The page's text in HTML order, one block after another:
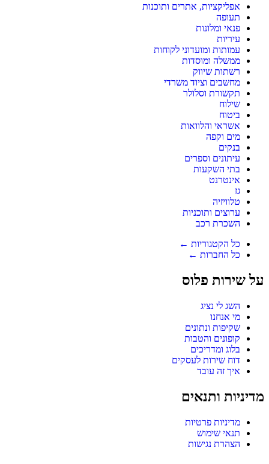
אפליקציות, אתרים ותוכנות
תעופה
פנאי ומלונות
עיריות
עמותות ומועדוני לקוחות
ממשלה ומוסדות
רשתות שיווק
מחשבים וציוד משרדי
תקשורת וסלולר
שילוח
ביטוח
אשראי והלוואות
מים וקפה
בנקים
עיתונים וספרים
בתי השקעות
אינטרנט
גז
טלוויזיה
ערוצים ותוכניות
השכרת רכב
כל הקטגוריות ←
כל החברות ←
על שירות פלוס
השג לי נציג
מי אנחנו
שקיפות ונתונים
קופונים והטבות
בלוג ומדריכים
דוח שירות לעסקים
איך זה עובד
מדיניות ותנאים
מדיניות פרטיות
תנאי שימוש
הצהרת נגישות